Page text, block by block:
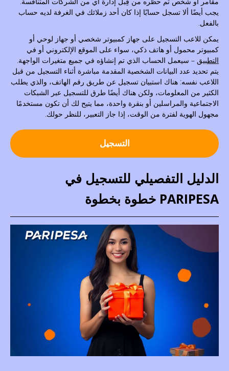
يجب أيضًا ألا تسجل حسابًا إذا كان أحد زملائك في الغرفة لديه حساب
بالفعل.
يمكن للاعب التسجيل على جهاز كمبيوتر شخصي أو جهاز لوحي أو
كمبيوتر محمول أو هاتف ذكي، سواء على الموقع الإلكتروني أو في
التطبيق – سيعمل الحساب الذي تم إنشاؤه في جميع متغيرات الواجهة.
يتم تحديد عدد البيانات الشخصية المقدمة مباشرة أثناء التسجيل من قبل
اللاعب نفسه: هناك استبيان تسجيل عن طريق رقم الهاتف، والذي يطلب
الكثير من المعلومات، ولكن هناك أيضًا طرق للتسجيل عبر الشبكات
الاجتماعية والمراسلين أو بنقرة واحدة، مما يتيح لك أن تكون مستخدمًا
مجهول الهوية لفترة من الوقت، إذا جاز التعبير، للنظر حولك.
التسجيل
الدليل التفصيلي للتسجيل في
PARIPESA خطوة بخطوة